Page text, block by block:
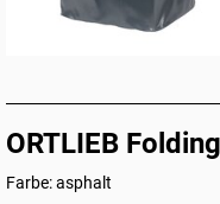
ORTLIEB
Farbe: asphalt